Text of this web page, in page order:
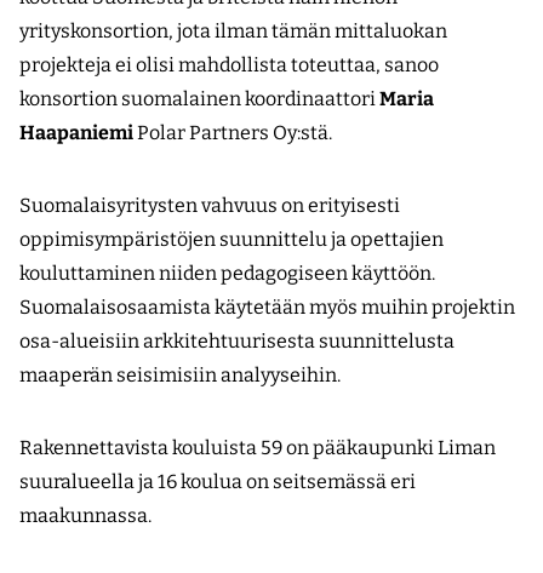
yrityskonsortion, jota ilman tämän mittaluokan
projekteja ei olisi mahdollista toteuttaa, sanoo
konsortion suomalainen koordinaattoriMaria
HaapaniemiPolar Partners Oy:stä.
Suomalaisyritysten vahvuus on erityisesti
oppimisympäristöjen suunnittelu ja opettajien
kouluttaminen niiden pedagogiseen käyttöön.
Suomalaisosaamista käytetään myös muihin projektin
osa-alueisiin arkkitehtuurisesta suunnittelusta
maaperän seisimisiin analyyseihin.
Rakennettavista kouluista 59 on pääkaupunki Liman
suuralueella ja 16 koulua on seitsemässä eri
maakunnassa.